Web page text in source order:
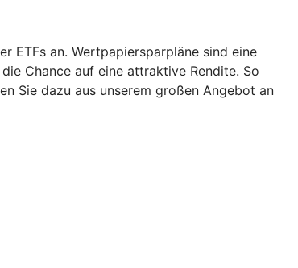
ETFs an. Wertpapiersparpläne sind eine
Chance auf eine attraktive Rendite. So
Sie dazu aus unserem großen Angebot an